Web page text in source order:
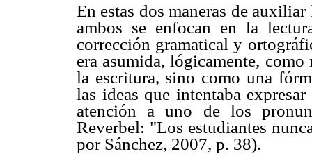
En estas dos maneras de
ambos se enfocan en la
corrección gramatical y
era asumida, lógicamente,
la escritura, sino como una
las ideas que intentaba
atención a uno de los
Reverbel: "Los estudiantes
por Sánchez, 2007, p. 38).